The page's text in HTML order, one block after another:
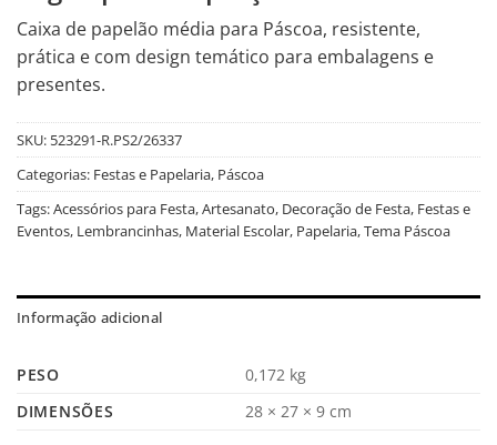
Caixa de papelão média para Páscoa, resistente,
prática e com design temático para embalagens e
presentes.
SKU: 523291-R.PS2/26337
Categorias: Festas e Papelaria, Páscoa
Tags:Acessórios para Festa,Artesanato, Decoração de Festa, Festas e
Eventos, Lembrancinhas, Material Escolar, Papelaria,Tema Páscoa
Informação adicional
PESO
0,172 kg
DIMENSÕES
28 × 27 × 9 cm